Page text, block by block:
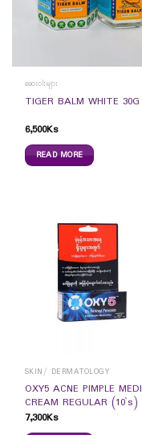
ဆေးဝါးများ
TIGER BALM WHITE 30G
6,500Ks
READ MORE
SKIN/ DERMATOLOGY
OXY5 ACNE PIMPLE MEDI
CREAM REGULAR (10`s)
7,300Ks